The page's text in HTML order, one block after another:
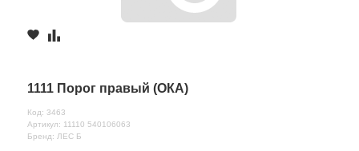
1111 Порог правый (ОКА)
Код: 3463
Артикул: 11110 540106063
Бренд: ЛЕС Б